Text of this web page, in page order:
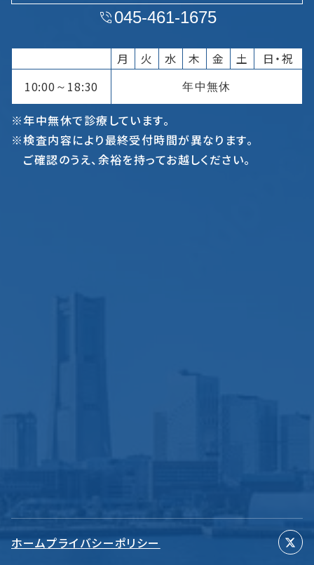
045-461-1675
月 火 水 木 金 土
日・祝
10:00 ～ 18:30 年中無休
※年中無休で診療しています。
※検査内容により最終受付時間が異なります。
ご確認のうえ、余裕を持ってお越しください。
ホームプライバシーポリシー